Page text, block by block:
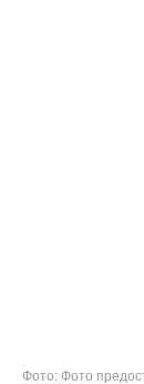
Фото: Фото